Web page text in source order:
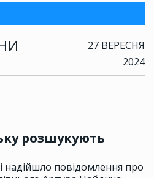
27 ВЕРЕСНЯ
2024
розшукують
надійшло повідомлення про